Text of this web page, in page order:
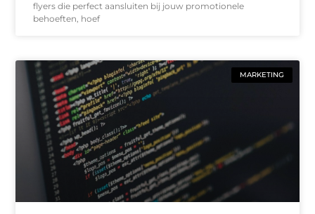
flyers die perfect aansluiten bij jouw promotionele
behoeften, hoef
MARKETING